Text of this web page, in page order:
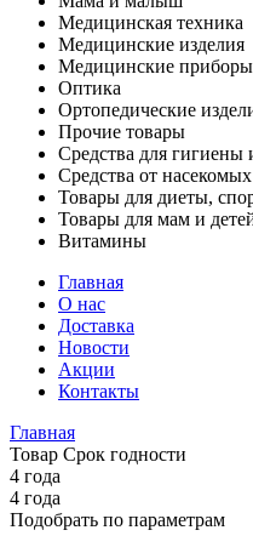
Медицинская техника
Медицинские изделия
Медицинские приборы
Оптика
Ортопедические
Прочие товары
Средства для гигиены
Средства от насекомых
Товары для диеты,
Товары для мам и
Витамины
Главная
О нас
Доставка
Новости
Акции
Контакты
Главная
Товар Срок годности
4 года
4 года
Подобрать по параметрам